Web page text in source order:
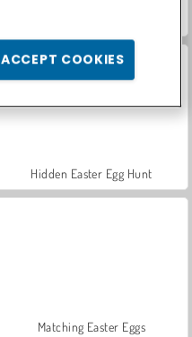
Hidden Easter Egg Hunt
Matching Easter Eggs
ACCEPT COOKIES